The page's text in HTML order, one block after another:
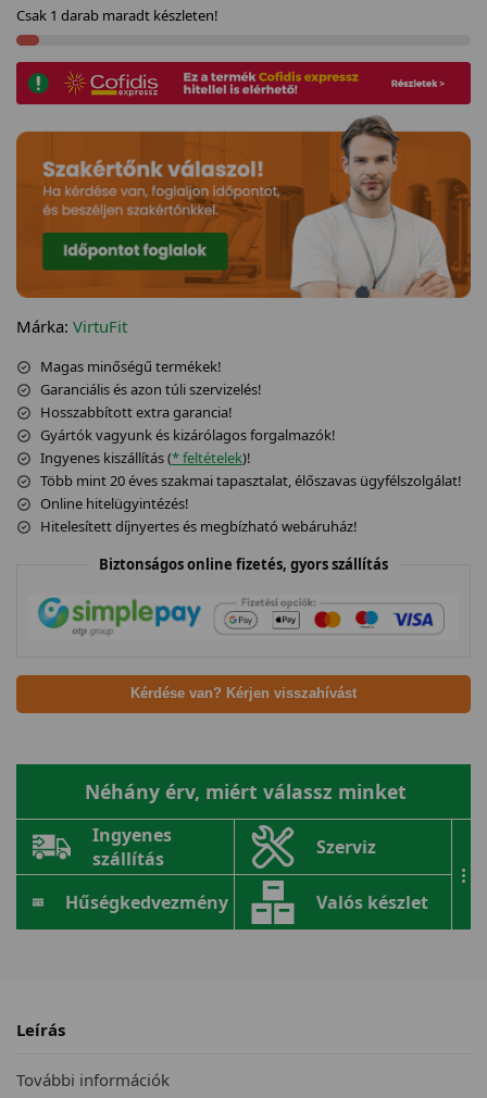
Csak 1 darab maradt készleten!
Márka: VirtuFit
Magas minőségű termékek!
Garanciális és azon túli szervizelés!
Hosszabbított extra garancia!
Gyártók vagyunk és kizárólagos forgalmazók!
Ingyenes kiszállítás (* feltételek)!
Több mint 20 éves szakmai tapasztalat, élőszavas ügyfélszolgálat!
Online hitelügyintézés!
Hitelesített díjnyertes és megbízható webáruház!
Biztonságos online fizetés, gyors szállítás
Kérdése van? Kérjen visszahívást
Néhány érv, miért válassz minket
Ingyenes
szállítás
Szerviz
Hűségkedvezmény Valós készlet
...
Leírás
További információk